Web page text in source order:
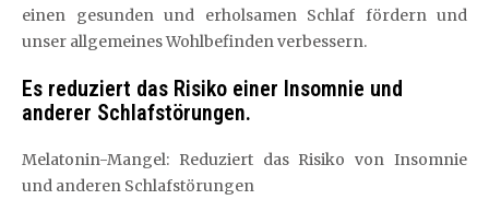
einen gesunden und erholsamen Schlaf fördern und
unser allgemeines Wohlbefinden verbessern.
Es reduziert das Risiko einer Insomnie und
anderer Schlafstörungen.
Melatonin-Mangel: Reduziert das Risiko von Insomnie
und anderen Schlafstörungen